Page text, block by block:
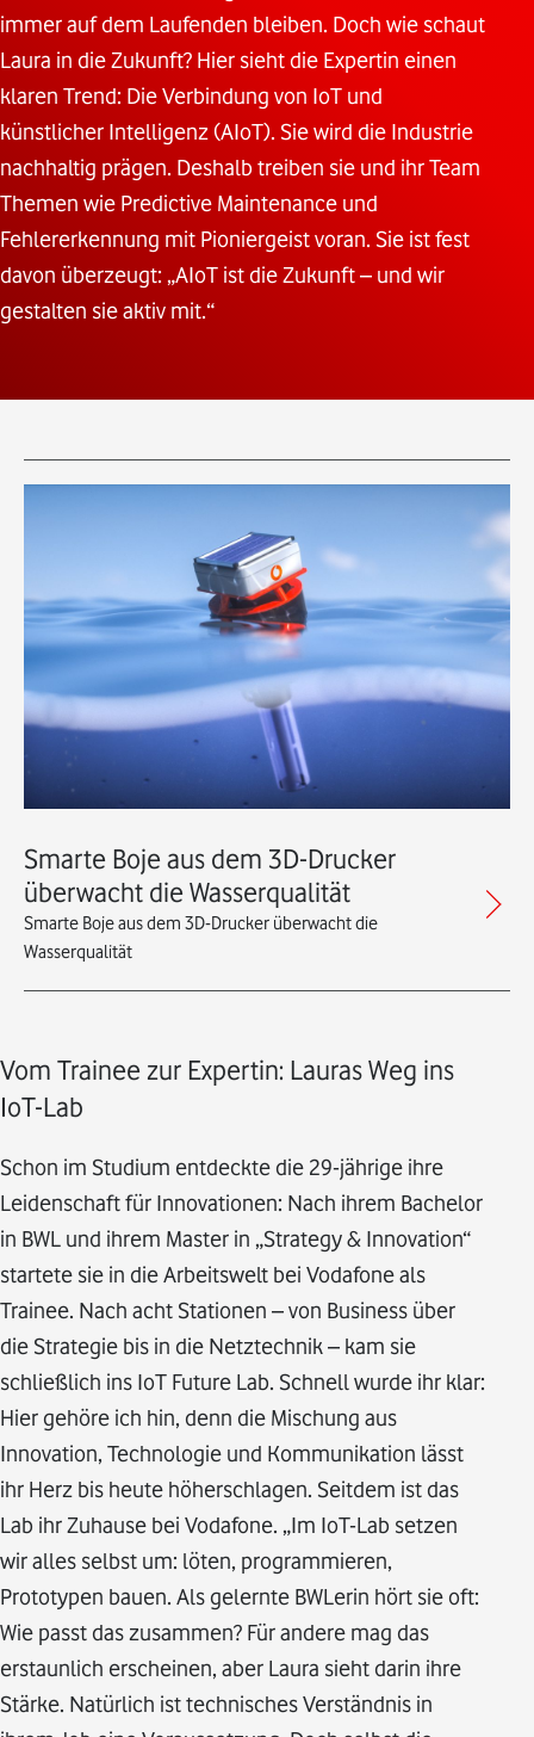
immer auf dem Laufenden bleiben. Doch wie schaut
Laura in die Zukunft? Hier sieht die Expertin einen
klaren Trend: Die Verbindung von IoT und
künstlicher Intelligenz (AIoT). Sie wird die Industrie
nachhaltig prägen. Deshalb treiben sie und ihr Team
Themen wie Predictive Maintenance und
Fehlererkennung mit Pioniergeist voran. Sie ist fest
davon überzeugt: „AIoT ist die Zukunft – und wir
gestalten sie aktiv mit.“
Smarte Boje aus dem 3D-Drucker
überwacht die Wasserqualität
Smarte Boje aus dem 3D-Drucker überwacht die
Wasserqualität
Vom Trainee zur Expertin: Lauras Weg ins
IoT-Lab
Schon im Studium entdeckte die 29-jährige ihre
Leidenschaft für Innovationen: Nach ihrem Bachelor
in BWL und ihrem Master in „Strategy & Innovation“
startete sie in die Arbeitswelt bei Vodafone als
Trainee. Nach acht Stationen – von Business über
die Strategie bis in die Netztechnik – kam sie
schließlich ins IoT Future Lab. Schnell wurde ihr klar:
Hier gehöre ich hin, denn die Mischung aus
Innovation, Technologie und Kommunikation lässt
ihr Herz bis heute höherschlagen. Seitdem ist das
Lab ihr Zuhause bei Vodafone. „Im IoT-Lab setzen
wir alles selbst um: löten, programmieren,
Prototypen bauen. Als gelernte BWLerin hört sie oft:
Wie passt das zusammen? Für andere mag das
erstaunlich erscheinen, aber Laura sieht darin ihre
Stärke. Natürlich ist technisches Verständnis in